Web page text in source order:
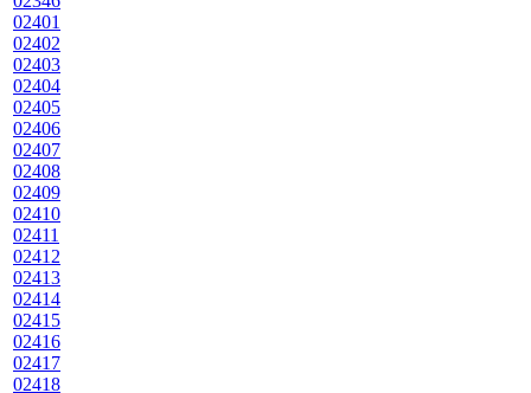
02401
02402
02403
02404
02405
02406
02407
02408
02409
02410
02411
02412
02413
02414
02415
02416
02417
02418